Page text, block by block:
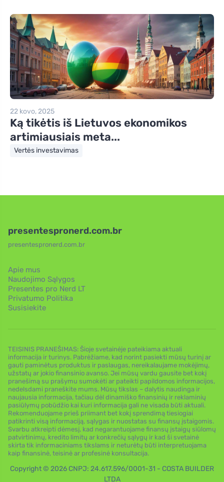
22 kovo, 2025
Ką tikėtis iš Lietuvos ekonomikos
artimiausiais meta...
Vertės investavimas
presentespronerd.com.br
presentespronerd.com.br
Apie mus
Naudojimo Sąlygos
Presentes pro Nerd LT
Privatumo Politika
Susisiekite
TEISINIS PRANEŠIMAS: Šioje svetainėje pateikiama aktuali
informacija ir turinys. Pabrėžiame, kad norint pasiekti mūsų turinį ar
gauti paminėtus produktus ir paslaugas, nereikalaujame mokėjimų,
užstatų ar jokio finansinio avanso. Jei mūsų vardu gausite bet kokį
pranešimą su prašymu sumokėti ar pateikti papildomos informacijos,
nedelsdami praneškite mums. Mūsų tikslas – dalytis naudinga ir
naujausia informacija, tačiau dėl dinamiško finansinių ir reklaminių
pasiūlymų pobūdžio kai kuri informacija gali ne visada būti aktuali.
Rekomenduojame prieš priimant bet kokį sprendimą tiesiogiai
patikrinti visą informaciją, sąlygas ir nuostatas su finansų įstaigomis.
Svarbu atkreipti dėmesį, kad negarantuojame finansų įstaigų siūlomų
patvirtinimų, kredito limitų ar konkrečių sąlygų ir kad ši svetainė
skirta tik informaciniams tikslams ir neturėtų būti interpretuojama
kaip finansinė, teisinė ar profesinė konsultacija.
Copyright © 2026 CNPJ: 24.617.596/0001-31 - COSTA BUILDER
LTDA